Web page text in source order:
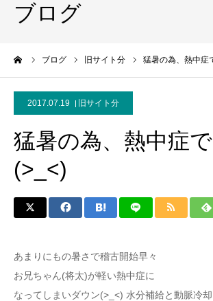
ブログ
ブログ 旧サイト分 猛暑の為、熱中症
2017.07.19 旧サイト分
猛暑の為、熱中症
(>_<)
あまりにもの暑さで稽古開始早々
お兄ちゃん(将太)が軽い熱中症に
なってしまいダウン(>_<) 水分補給と動脈冷